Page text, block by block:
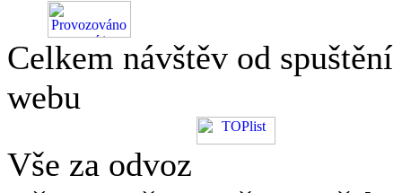
Celkem návštěv od spuštění
webu
Vše za odvoz